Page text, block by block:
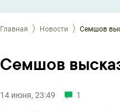
Главная Новости Семшов
Семшов
14 июня, 23:49 1